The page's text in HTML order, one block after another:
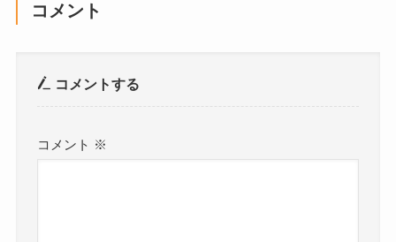
コメント
コメントする
コメント ※